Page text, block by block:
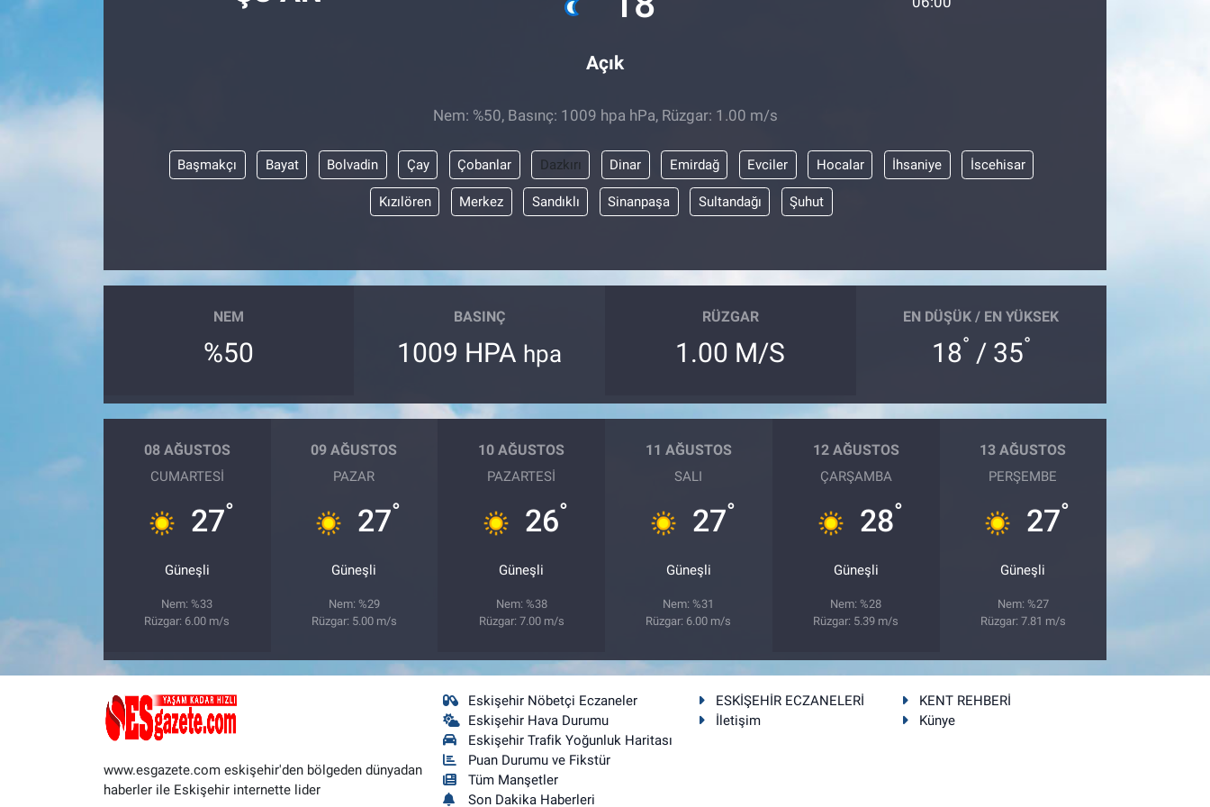
Açık
Nem: %50, Basınç: 1009 hpa hPa, Rüzgar: 1.00 m/s
Başmakçı Bayat Bolvadin Çay Çobanlar Dazkırı Dinar Emirdağ Evciler Hocalar İhsaniye İscehisar
Kızılören Merkez Sandıklı Sinanpaşa Sultandağı Şuhut
NEM
%50
BASINÇ
1009 HPA hpa
RÜZGAR
1.00 M/S
EN DÜŞÜK / EN YÜKSEK
18° / 35°
08 AĞUSTOS
CUMARTESI
27°
Güneşli
Nem: %33
Rüzgar: 6.00 m/s
09 AĞUSTOS
PAZAR
27°
Güneşli
Nem: %29
Rüzgar: 5.00 m/s
10 AĞUSTOS
PAZARTESI
26°
Güneşli
Nem: %38
Rüzgar: 7.00 m/s
11 AĞUSTOS
SALI
27°
Güneşli
Nem: %31
Rüzgar: 6.00 m/s
12 AĞUSTOS
ÇARŞAMBA
28°
Güneşli
Nem: %28
Rüzgar: 5.39 m/s
13 AĞUSTOS
PERŞEMBE
27°
Güneşli
Nem: %27
Rüzgar: 7.81 m/s
www.esgazete.com eskişehir'den bölgeden dünyadan
haberler ile Eskişehir internette lider
Eskişehir Nöbetçi Eczaneler
Eskişehir Hava Durumu
Eskişehir Trafik Yoğunluk Haritası
Puan Durumu ve Fikstür
Tüm Manşetler
Son Dakika Haberleri
ESKİŞEHİR ECZANELERİ
KENT REHBERİ
İletişim
Künye
Bilecik
Bilim ve Teknoloji